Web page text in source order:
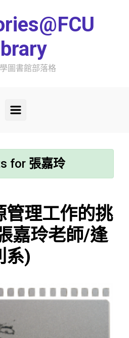
圖書館部落格
for 張嘉玲
管理工作的挑
嘉玲老師/逢
系)